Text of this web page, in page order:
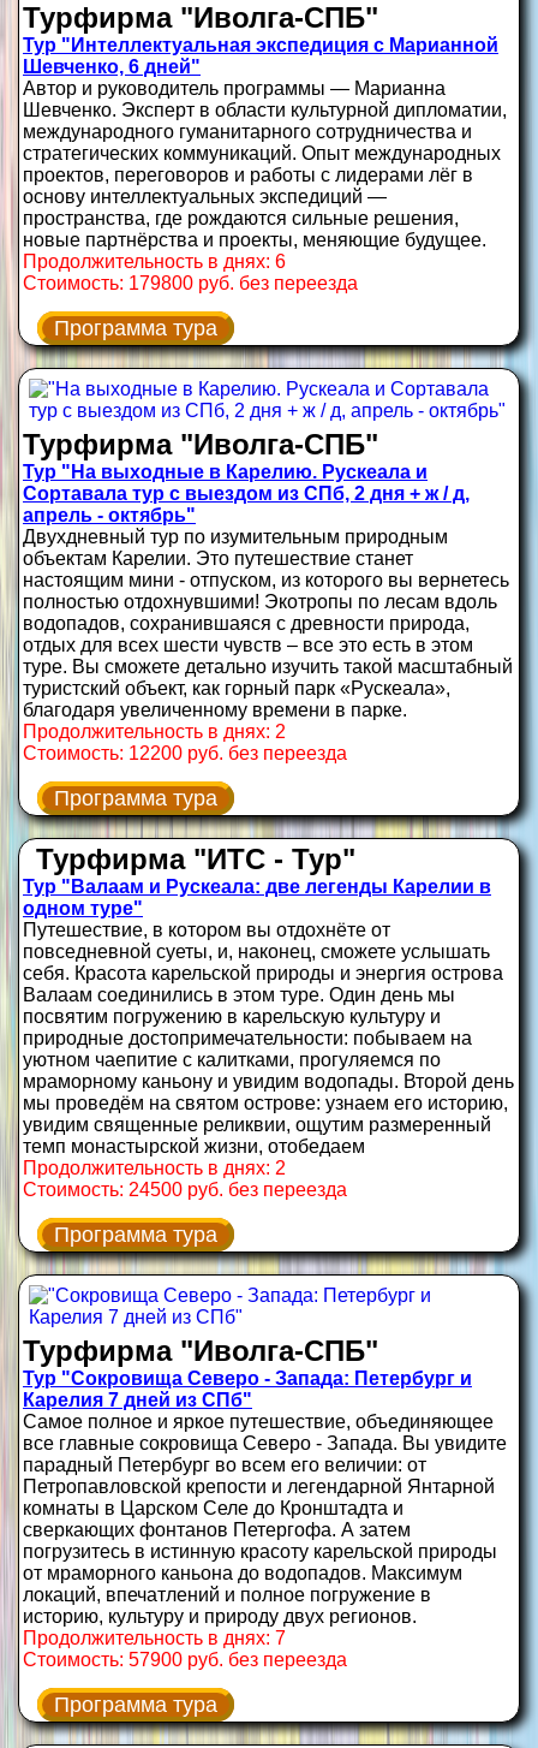
Турфирма "Иволга-СПБ"
Тур "Интеллектуальная экспедиция с Марианной
Шевченко, 6 дней"
Автор и руководитель программы — Марианна
Шевченко. Эксперт в области культурной дипломатии,
международного гуманитарного сотрудничества и
стратегических коммуникаций. Опыт международных
проектов, переговоров и работы с лидерами лёг в
основу интеллектуальных экспедиций —
пространства, где рождаются сильные решения,
новые партнёрства и проекты, меняющие будущее.
Продолжительность в днях: 6
Стоимость: 179800 руб. без переезда
Программа тура
Турфирма "Иволга-СПБ"
Тур "На выходные в Карелию. Рускеала и
Сортавала тур с выездом из СПб, 2 дня + ж / д,
апрель - октябрь"
Двухдневный тур по изумительным природным
объектам Карелии. Это путешествие станет
настоящим мини - отпуском, из которого вы вернетесь
полностью отдохнувшими! Экотропы по лесам вдоль
водопадов, сохранившаяся с древности природа,
отдых для всех шести чувств – все это есть в этом
туре. Вы сможете детально изучить такой масштабный
туристский объект, как горный парк «Рускеала»,
благодаря увеличенному времени в парке.
Продолжительность в днях: 2
Стоимость: 12200 руб. без переезда
Программа тура
Турфирма "ИТС - Тур"
Тур "Валаам и Рускеала: две легенды Карелии в
одном туре"
Путешествие, в котором вы отдохнёте от
повседневной суеты, и, наконец, сможете услышать
себя. Красота карельской природы и энергия острова
Валаам соединились в этом туре. Один день мы
посвятим погружению в карельскую культуру и
природные достопримечательности: побываем на
уютном чаепитие с калитками, прогуляемся по
мраморному каньону и увидим водопады. Второй день
мы проведём на святом острове: узнаем его историю,
увидим священные реликвии, ощутим размеренный
темп монастырской жизни, отобедаем
Продолжительность в днях: 2
Стоимость: 24500 руб. без переезда
Программа тура
Турфирма "Иволга-СПБ"
Тур "Сокровища Северо - Запада: Петербург и
Карелия 7 дней из СПб"
Самое полное и яркое путешествие, объединяющее
все главные сокровища Северо - Запада. Вы увидите
парадный Петербург во всем его величии: от
Петропавловской крепости и легендарной Янтарной
комнаты в Царском Селе до Кронштадта и
сверкающих фонтанов Петергофа. А затем
погрузитесь в истинную красоту карельской природы
от мраморного каньона до водопадов. Максимум
локаций, впечатлений и полное погружение в
историю, культуру и природу двух регионов.
Продолжительность в днях: 7
Стоимость: 57900 руб. без переезда
Программа тура